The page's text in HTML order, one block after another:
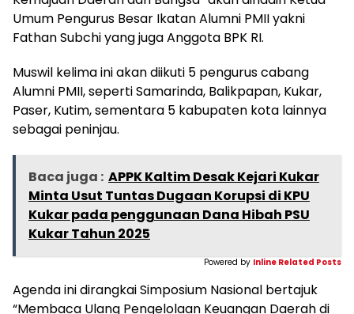
Umum Pengurus Besar Ikatan Alumni PMII yakni
Fathan Subchi yang juga Anggota BPK RI.
Muswil kelima ini akan diikuti 5 pengurus cabang
Alumni PMII, seperti Samarinda, Balikpapan, Kukar,
Paser, Kutim, sementara 5 kabupaten kota lainnya
sebagai peninjau.
Baca juga : APPK Kaltim Desak Kejari Kukar
Minta Usut Tuntas Dugaan Korupsi di KPU
Kukar pada penggunaan Dana Hibah PSU
Kukar Tahun 2025
Powered by Inline Related Posts
Agenda ini dirangkai Simposium Nasional bertajuk
“Membaca Ulang Pengelolaan Keuangan Daerah di